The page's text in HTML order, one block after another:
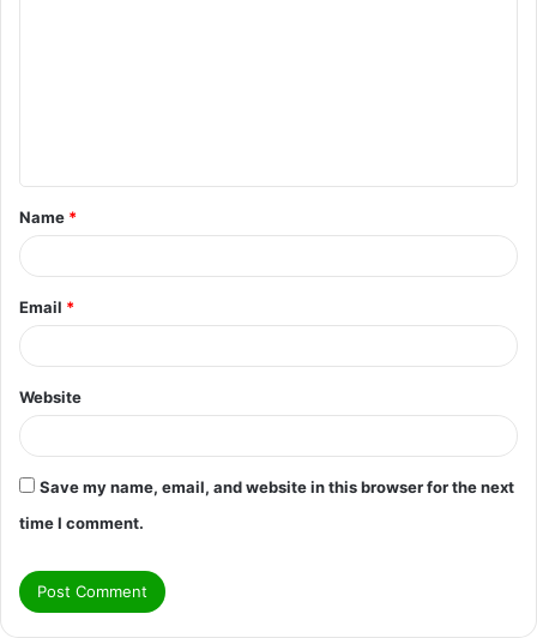
t
*
Name *
Email *
Website
Save my name, email, and website in this browser for the next
time I comment.